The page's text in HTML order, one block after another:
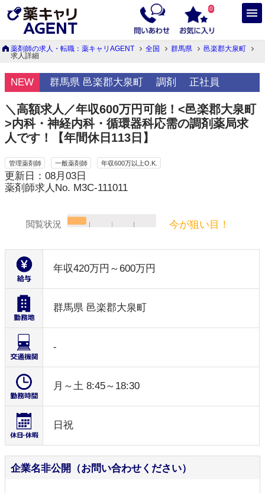
0
薬剤師の求人・転職：薬キャリAGENT 全国 群馬県
邑楽郡大泉町
求人詳細
NEW 群馬県 邑楽郡大泉町 調剤 正社員
＼高額求人／年収600万円可能！<邑楽郡大泉町
>内科・神経内科・循環器科応需の調剤薬局求
人です！【年間休日113日】
管理薬剤師 一般薬剤師 年収600万以上O.K.
更新日：08月03日
薬剤師求人No. M3C-111011
閲覧状況 今が狙い目！
年収420万円～600万円
群馬県 邑楽郡大泉町
-
月～土 8:45～18:30
日祝
企業名非公開（お問い合わせください）